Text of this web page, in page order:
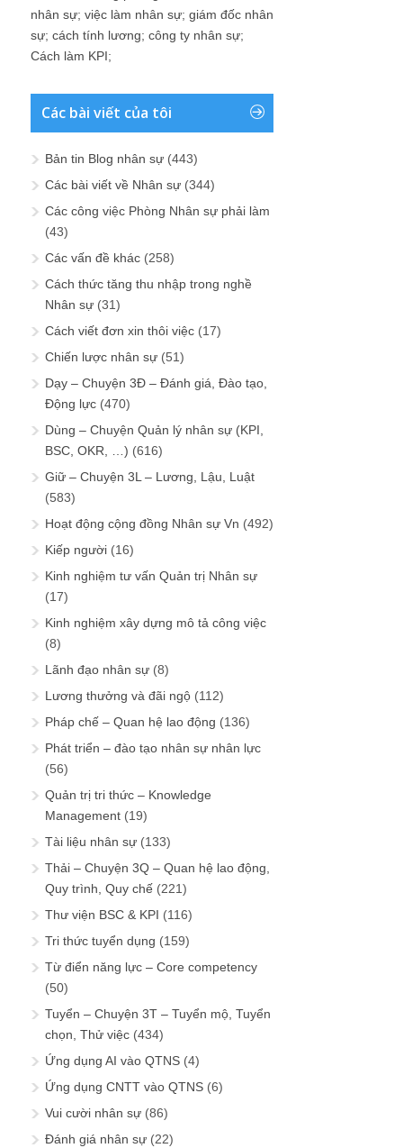
nhân sự; việc làm nhân sự; giám đốc nhân
sự; cách tính lương; công ty nhân sự;
Cách làm KPI;
Các bài viết của tôi
Bản tin Blog nhân sự (443)
Các bài viết về Nhân sự (344)
Các công việc Phòng Nhân sự phải làm
(43)
Các vấn đề khác (258)
Cách thức tăng thu nhập trong nghề
Nhân sự (31)
Cách viết đơn xin thôi việc (17)
Chiến lược nhân sự (51)
Dạy – Chuyện 3Đ – Đánh giá, Đào tạo,
Động lực (470)
Dùng – Chuyện Quản lý nhân sự (KPI,
BSC, OKR, …) (616)
Giữ – Chuyện 3L – Lương, Lậu, Luật
(583)
Hoạt động cộng đồng Nhân sự Vn (492)
Kiếp người (16)
Kinh nghiệm tư vấn Quản trị Nhân sự
(17)
Kinh nghiệm xây dựng mô tả công việc
(8)
Lãnh đạo nhân sự (8)
Lương thưởng và đãi ngộ (112)
Pháp chế – Quan hệ lao động (136)
Phát triển – đào tạo nhân sự nhân lực
(56)
Quản trị tri thức – Knowledge
Management (19)
Tài liệu nhân sự (133)
Thải – Chuyện 3Q – Quan hệ lao động,
Quy trình, Quy chế (221)
Thư viện BSC & KPI (116)
Tri thức tuyển dụng (159)
Từ điển năng lực – Core competency
(50)
Tuyển – Chuyện 3T – Tuyển mộ, Tuyển
chọn, Thử việc (434)
Ứng dụng AI vào QTNS (4)
Ứng dụng CNTT vào QTNS (6)
Vui cười nhân sự (86)
Đánh giá nhân sự (22)